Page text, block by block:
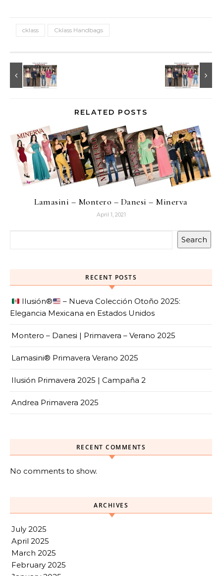
cklass Cklass Handbags
RELATED POSTS
Lamasini – Montero – Danesi – Minerva
April 1, 2021
Search
RECENT POSTS
Ilusión®️
– Nueva Colección Otoño 2025:
Elegancia Mexicana en Estados Unidos
Montero – Danesi | Primavera – Verano 2025
Lamasini® Primavera Verano 2025
Ilusión Primavera 2025 | Campaña 2
Andrea Primavera 2025
RECENT COMMENTS
No comments to show.
ARCHIVES
July 2025
April 2025
March 2025
February 2025